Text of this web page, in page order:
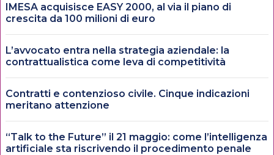
IMESA acquisisce EASY 2000, al via il piano di
crescita da 100 milioni di euro
L’avvocato entra nella strategia aziendale: la
contrattualistica come leva di competitività
Contratti e contenzioso civile. Cinque indicazioni
meritano attenzione
“Talk to the Future” il 21 maggio: come l’intelligenza
artificiale sta riscrivendo il procedimento penale